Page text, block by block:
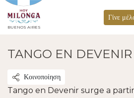
BUENOS AIRES
Γίνε
TANGO EN DEVENIR
Κοινοποίηση
Tango en Devenir surge a